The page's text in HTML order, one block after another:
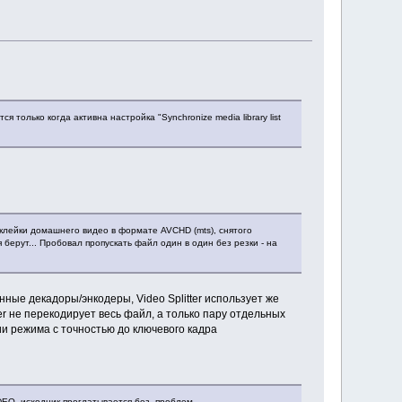
только когда активна настройка "Synchronize media library list
домашнего видео в формате AVCHD (mts), снятого
Пробовал пропускать файл один в один без резки - на
декадоры/энкодеры, Video Splitter использует же
перекодирует весь файл, а только пару отдельных
режима с точностью до ключевого кадра